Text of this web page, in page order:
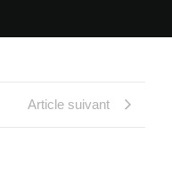
Article suivant